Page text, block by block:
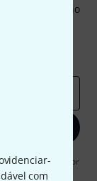
com
no
publicidade por
Você pode